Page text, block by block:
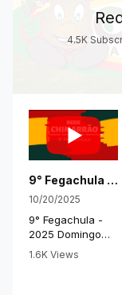
4.5K
9° Fegachula - 2025 Domingo Manhã 19-10-2025
10/20/2025
9° Fegachula -
2025 Domingo
Manhã 19-10-
1.6K Views